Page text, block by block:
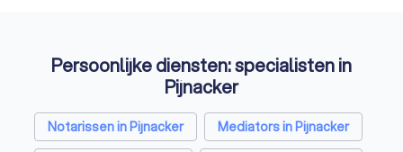
Persoonlijke diensten: specialisten in
Pijnacker
Notarissen in Pijnacker
Mediators in Pijnacker